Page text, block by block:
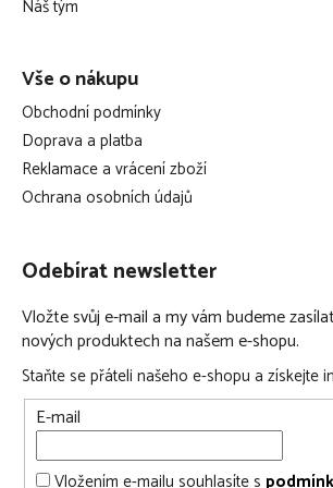
Náš tým
Vše o nákupu
Obchodní podmínky
Doprava a platba
Reklamace a vrácení zboží
Ochrana osobních údajů
Odebírat newsletter
Vložte svůj e-mail a my vám budeme
nových produktech na našem e-shopu.
Staňte se přáteli našeho e-shopu a získejte
E-mail
Vložením e-mailu souhlasíte s